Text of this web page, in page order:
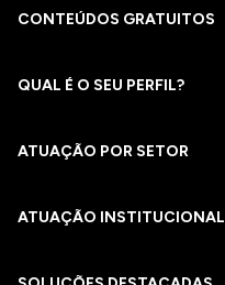
CONTEÚDOS GRATUITOS
QUAL É O SEU PERFIL?
ATUAÇÃO POR SETOR
ATUAÇÃO INSTITUCIONAL